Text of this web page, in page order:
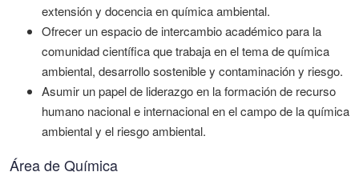
extensión y docencia en química ambiental.
Ofrecer un espacio de intercambio académico para la
comunidad científica que trabaja en el tema de química
ambiental, desarrollo sostenible y contaminación y riesgo.
Asumir un papel de liderazgo en la formación de recurso
humano nacional e internacional en el campo de la química
ambiental y el riesgo ambiental.
Área de Química